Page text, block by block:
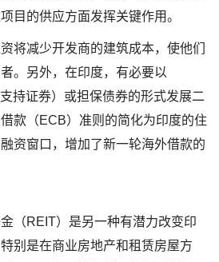
目的供应方面发挥关键作用。
将减少开发商的建筑成本，使他们
。另外，在印度，有必要以
持证券）或担保债券的形式发展二
款（ECB）准则的简化为印度的住
资窗口，增加了新一轮海外借款的
（REIT）是另一种有潜力改变印
别是在商业房地产和租赁房屋方